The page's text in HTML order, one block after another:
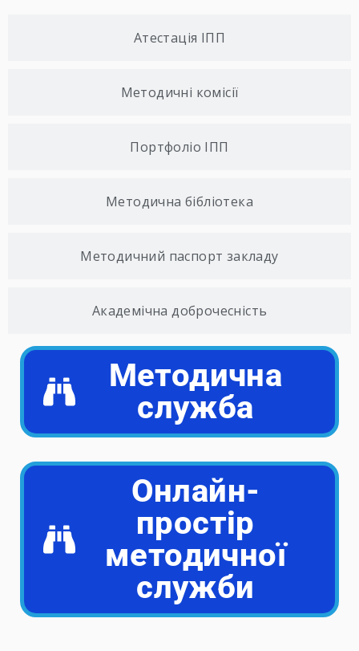
Атестація ІПП
Методичні комісії
Портфоліо ІПП
Методична бібліотека
Методичний паспорт закладу
Академічна доброчесність
Методична
служба
Онлайн-
простір
методичної
служби